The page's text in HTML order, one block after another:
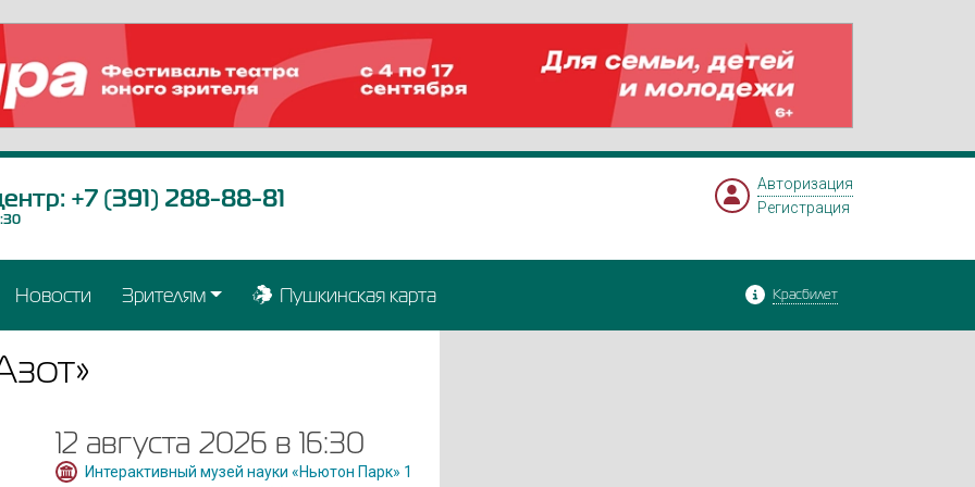
+7 (391) 288-88-81
Авторизация
Регистрация
Новости Зрителям Пушкинская карта Красбилет
12 августа 2026 в 16:30
Интерактивный музей науки «Ньютон Парк» 1